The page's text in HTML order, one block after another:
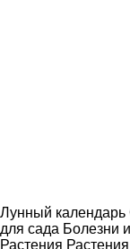
Лунный календарь
для сада Болезни
Растения Растения